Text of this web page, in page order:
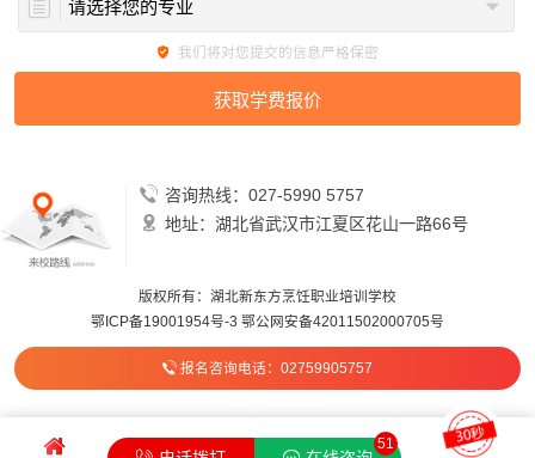
我们将对您提交的信息严格保密
咨询热线：027-5990 5757
地址：湖北省武汉市江夏区花山一路66号
版权所有：湖北新东方烹饪职业培训学校
鄂ICP备19001954号-3 鄂公网安备42011502000705号
报名咨询电话：02759905757
51